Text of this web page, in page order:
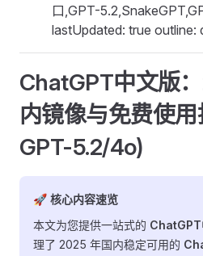
口,GPT-
lastUpdated: true outline:
ChatGPT中文版
内镜像与免费使
GPT-5.2/4o)
🚀 核心内容速览
本文为您提供一站式的 ChatGPT
理了 2025 年国内稳定可用的